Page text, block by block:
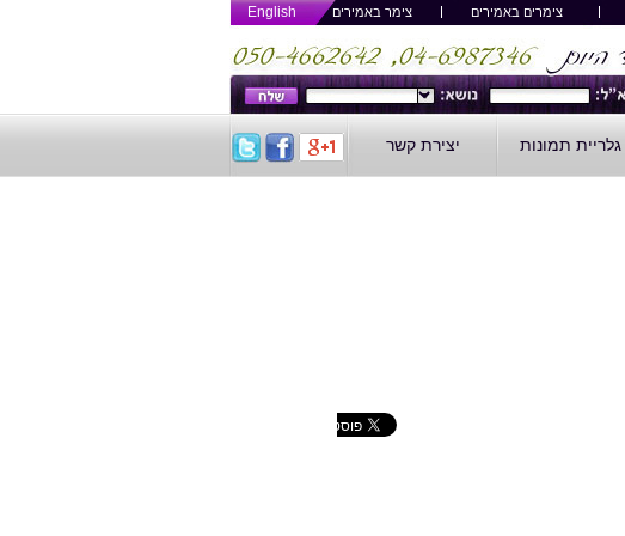
English צימרים באמירים צימר באמירים
גלריית תמונות יצירת קשר